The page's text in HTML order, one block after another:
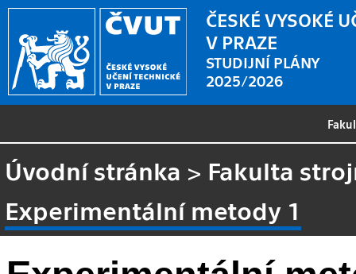
ČESKÉ VYSOKÉ
V PRAZE
STUDIJNÍ PLÁNY
2025/2026
Úvodní stránka > Fakulta
Experimentální metody 1